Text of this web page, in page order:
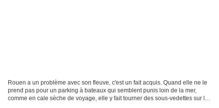
Rouen a un problème avec son fleuve, c'est un fait acquis. Quand elle ne le
prend pas pour un parking à bateaux qui semblent punis loin de la mer,
comme en cale sèche de voyage, elle y fait tourner des sous-vedettes sur le